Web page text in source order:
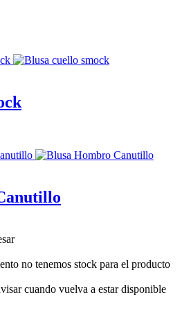
no tenemos stock para el producto
cuando vuelva a estar disponible